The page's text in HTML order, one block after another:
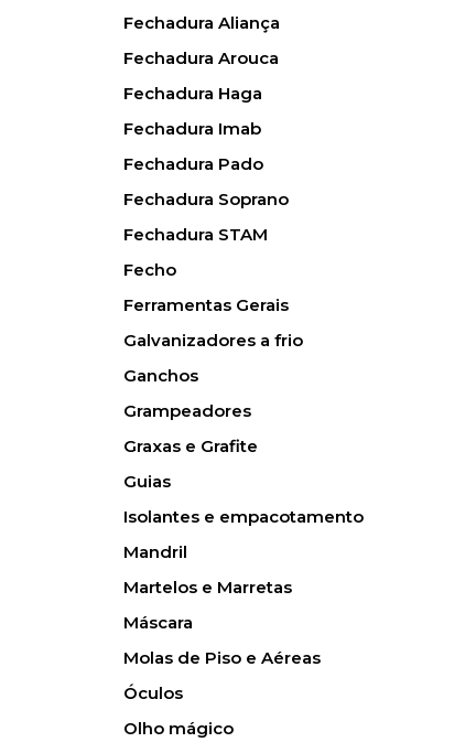
Fechadura Aliança
Fechadura Arouca
Fechadura Haga
Fechadura Imab
Fechadura Pado
Fechadura Soprano
Fechadura STAM
Fecho
Ferramentas Gerais
Galvanizadores a frio
Ganchos
Grampeadores
Graxas e Grafite
Guias
Isolantes e empacotamento
Mandril
Martelos e Marretas
Máscara
Molas de Piso e Aéreas
Óculos
Olho mágico